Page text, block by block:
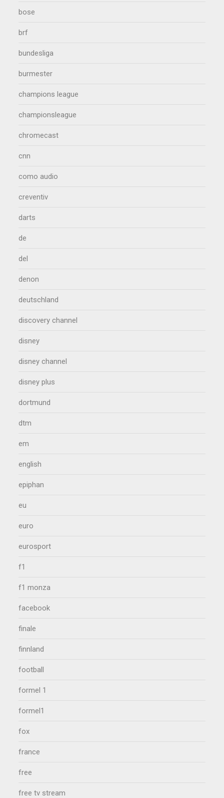
bose
brf
bundesliga
burmester
champions league
championsleague
chromecast
cnn
como audio
creventiv
darts
de
del
denon
deutschland
discovery channel
disney
disney channel
disney plus
dortmund
dtm
em
english
epiphan
eu
euro
eurosport
f1
f1 monza
facebook
finale
finnland
football
formel 1
formel1
fox
france
free
free tv stream